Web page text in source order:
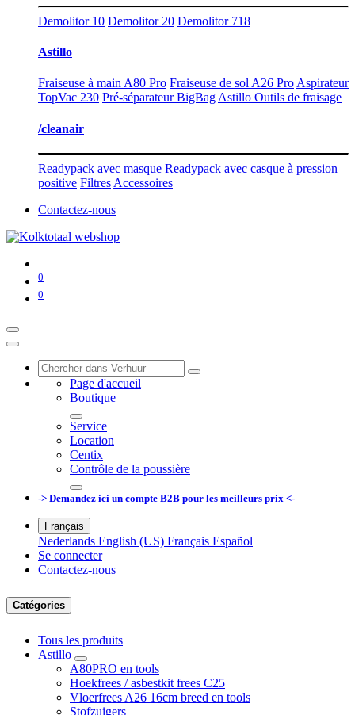
Demolitor 10 Demolitor 20 Demolitor 718
Astillo
Fraiseuse à main A80 Pro Fraiseuse de sol A26 Pro Aspirateur
TopVac 230 Pré-séparateur BigBag Astillo Outils de fraisage
/cleanair
Readypack avec masque Readypack avec casque à pression
positive Filtres Accessoires
Contactez-nous
0
0
Page d'accueil
Boutique
Service
Location
Centix
Contrôle de la poussière
-> Demandez ici un compte B2B pour les meilleurs prix <-
Français
Nederlands English (US) Français Español
Se connecter
Contactez-nous
Catégories
Tous les produits
Astillo
A80PRO en tools
Hoekfrees / asbestkit frees C25
Vloerfrees A26 16cm breed en tools
Stofzuigers